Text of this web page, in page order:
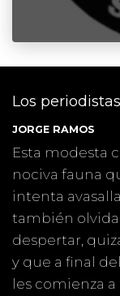
Los
JORGE RAMOS
Esta modesta
nociva fauna
intenta
también
despertar,
y que a final
les comienza a